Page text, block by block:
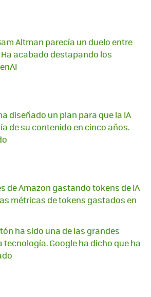
Altman parecía un duelo entre
acabado destapando los
diseñado un plan para que la IA
de su contenido en cinco años.
de Amazon gastando tokens de IA
métricas de tokens gastados en
ha sido una de las grandes
Google ha dicho que ha